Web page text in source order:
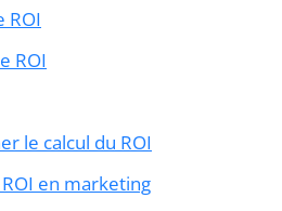
ROI
ROI
le calcul du ROI
en marketing